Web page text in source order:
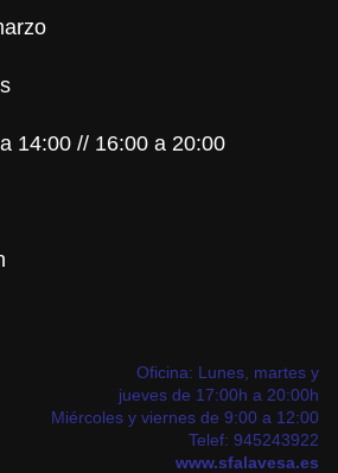
14:00 // 16:00 a 20:00
Oficina: Lunes, martes y
jueves de 17:00h a 20:00h
Miércoles y viernes de 9:00 a 12:00
Telef: 945243922
www.sfalavesa.es